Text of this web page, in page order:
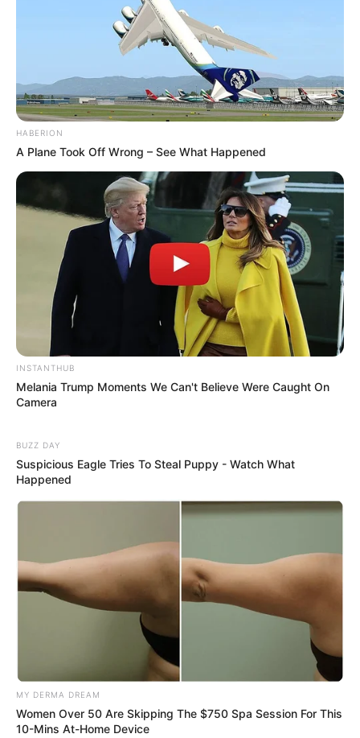
HABERION
A Plane Took Off Wrong – See What Happened
INSTANTHUB
Melania Trump Moments We Can't Believe Were Caught On
Camera
BUZZ DAY
Suspicious Eagle Tries To Steal Puppy - Watch What
Happened
MY DERMA DREAM
Women Over 50 Are Skipping The $750 Spa Session For This
10-Mins At-Home Device